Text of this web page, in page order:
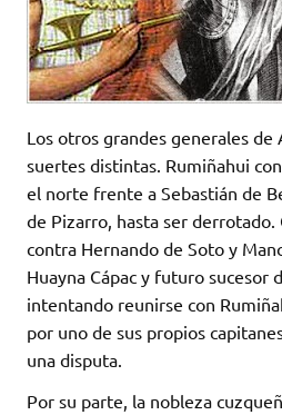
Los otros grandes generales
suertes distintas. Rumiñahui
el norte frente a Sebastián de
de Pizarro, hasta ser
contra Hernando de Soto y
Huayna Cápac y futuro sucesor
intentando reunirse con
por uno de sus propios
una disputa.
Por su parte, la nobleza